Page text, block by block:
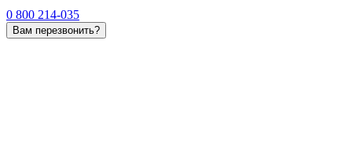
0 800 214-035
Вам перезвонить?